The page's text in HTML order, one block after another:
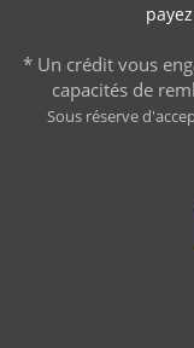
* Un crédit vous
capacités de
Sous réserve